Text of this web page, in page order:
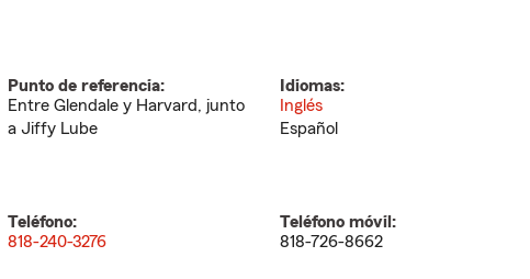
Punto de referencia:
Entre Glendale y Harvard, junto
a Jiffy Lube
Idiomas:
Inglés
Español
Teléfono:
818-240-3276
Teléfono móvil:
818-726-8662